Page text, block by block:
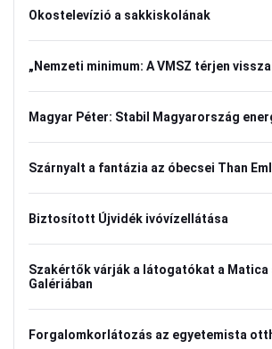
Okostelevízió a sakkiskolának
„Nemzeti minimum: A VMSZ térjen
Magyar Péter: Stabil Magyarország
Szárnyalt a fantázia az óbecsei Than
Biztosított Újvidék ivóvízellátása
Szakértők várják a látogatókat a Matica
Galériában
Forgalomkorlátozás az egyetemista